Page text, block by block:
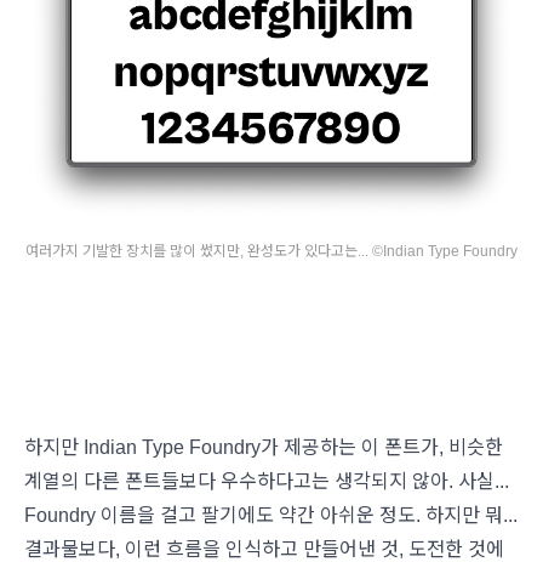
여러가지 기발한 장치를 많이 썼지만, 완성도가 있다고는... ©Indian Type Foundry
하지만 Indian Type Foundry가 제공하는 이 폰트가, 비슷한
계열의 다른 폰트들보다 우수하다고는 생각되지 않아. 사실...
Foundry 이름을 걸고 팔기에도 약간 아쉬운 정도. 하지만 뭐...
결과물보다, 이런 흐름을 인식하고 만들어낸 것, 도전한 것에